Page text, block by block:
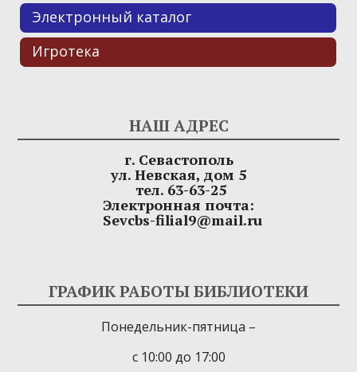
Электронный каталог
Игротека
НАШ АДРЕС
г. Севастополь
ул. Невская, дом 5
тел. 63-63-25
Электронная почта:
Sevcbs-filial9@mail.ru
ГРАФИК РАБОТЫ БИБЛИОТЕКИ
Понедельник-пятница –
с 10:00 до 17:00